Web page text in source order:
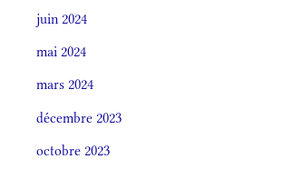
juin 2024
mai 2024
mars 2024
décembre 2023
octobre 2023